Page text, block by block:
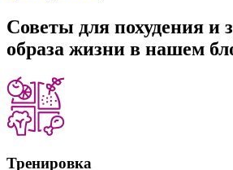
Советы для похудения и
образа жизни в нашем
Тренировка